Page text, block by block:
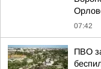
07:42
ПВО